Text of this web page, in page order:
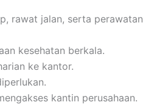
rawat jalan, serta perawatan
kesehatan berkala.
ke kantor.
kantin perusahaan.